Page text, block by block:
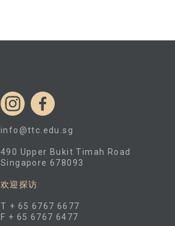
info@ttc.edu.sg
490 Upper Bukit Timah Road
Singapore 678093
欢迎探访
T + 65 6767 6677
F + 65 6767 6477